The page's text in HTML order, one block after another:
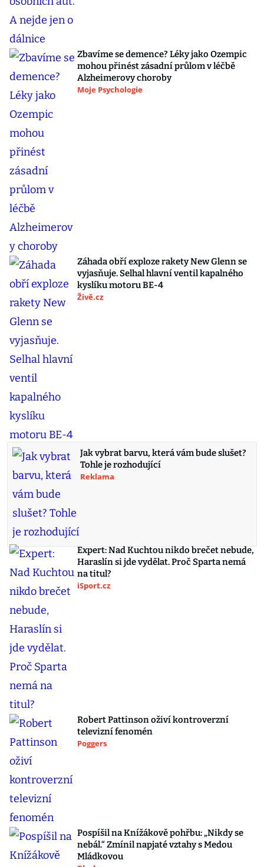
Zbavíme se demence? Léky jako Ozempic
mohou přinést zásadní průlom v léčbě
Alzheimerovy choroby
Moje Psychologie
Záhada obří exploze rakety New Glenn se
vyjasňuje. Selhal hlavní ventil kapalného
kyslíku motoru BE-4
Živě.cz
Jak vybrat barvu, která vám bude slušet?
Tohle je rozhodující
Reklama
Expert: Nad Kuchtou nikdo brečet nebude,
Haraslín si jde vydělat. Proč Sparta nemá
na titul?
iSport.cz
Robert Pattinson oživí kontroverzní
televizní fenomén
Poggers
Pospíšil na Knížákově pohřbu: „Nikdy se
nebál.“ Zmínil napjaté vztahy s Medou
Mládkovou